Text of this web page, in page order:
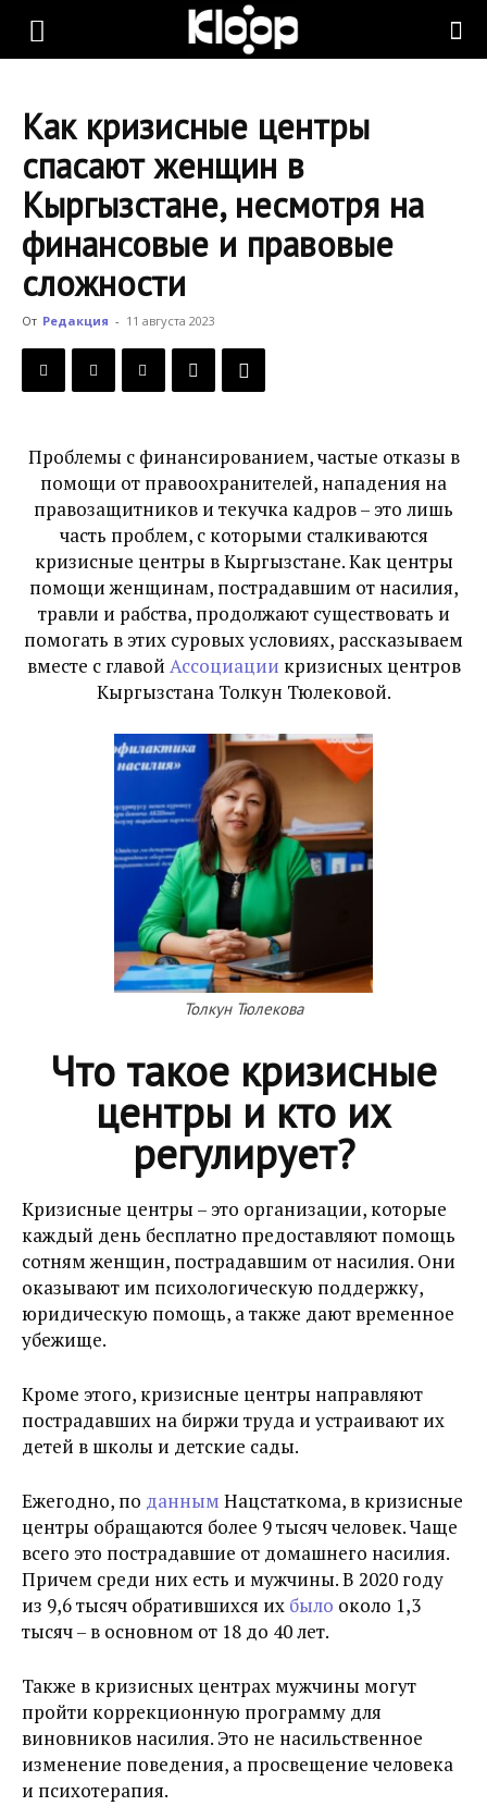
KLOOP.KG
Новости
Кыргызстана
Как кризисные центры
спасают женщин в
Кыргызстане, несмотря на
финансовые и правовые
сложности
От Редакция - 11 августа 2023
Проблемы с финансированием, частые отказы в
помощи от правоохранителей, нападения на
правозащитников и текучка кадров – это лишь
часть проблем, с которыми сталкиваются
кризисные центры в Кыргызстане. Как центры
помощи женщинам, пострадавшим от насилия,
травли и рабства, продолжают существовать и
помогать в этих суровых условиях, рассказываем
вместе с главой Ассоциации кризисных центров
Кыргызстана Толкун Тюлековой.
Толкун Тюлекова
Что такое кризисные
центры и кто их
регулирует?
Кризисные центры – это организации, которые
каждый день бесплатно предоставляют помощь
сотням женщин, пострадавшим от насилия. Они
оказывают им психологическую поддержку,
юридическую помощь, а также дают временное
убежище.
Кроме этого, кризисные центры направляют
пострадавших на биржи труда и устраивают их
детей в школы и детские сады.
Ежегодно, по данным Нацстаткома, в кризисные
центры обращаются более 9 тысяч человек.Чаще
всего это пострадавшие от домашнего насилия.
Причем среди них есть и мужчины. В 2020 году
из 9,6 тысяч обратившихся их было около 1,3
тысяч – в основном от 18 до 40 лет.
Также в кризисных центрах мужчины могут
пройти коррекционную программу для
виновников насилия. Это не насильственное
изменение поведения, а просвещение человека
и психотерапия.